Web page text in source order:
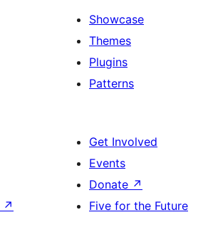
Showcase
Themes
Plugins
Patterns
↗
Get Involved
Events
Donate ↗
Five for the Future